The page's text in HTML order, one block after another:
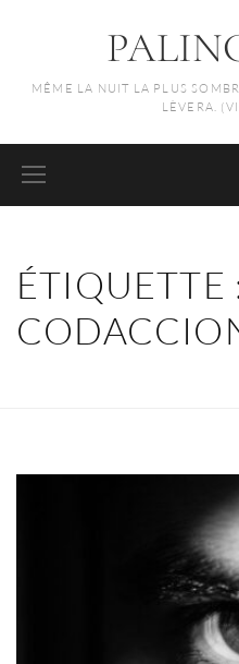
MÊME LA NUIT LA PLUS
LÈVERA.